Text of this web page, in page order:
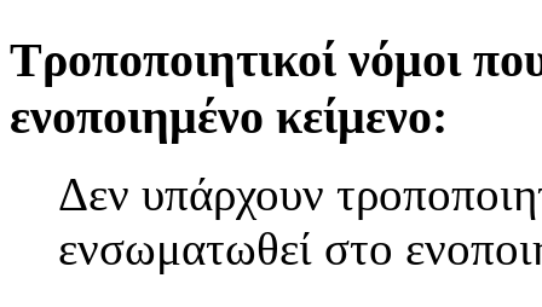
Τροποποιητικοί νόμοι
ενοποιημένο κείμενο:
Δεν υπάρχουν
ενσωματωθεί στο